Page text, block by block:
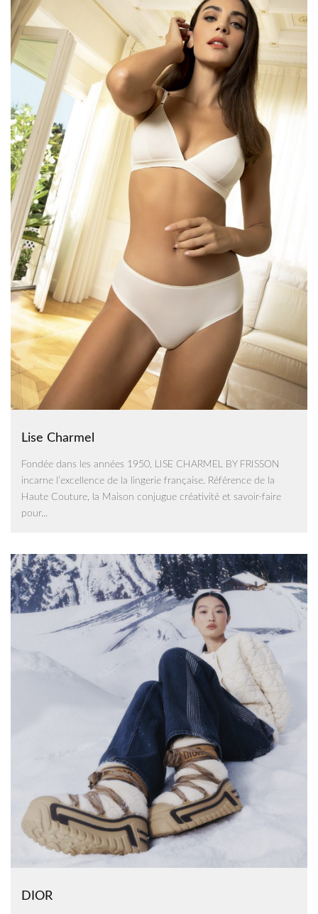
Lise Charmel
Fondée dans les années 1950, LISE CHARMEL BY FRISSON
incarne l’excellence de la lingerie française. Référence de la
Haute Couture, la Maison conjugue créativité et savoir-faire
pour...
DIOR